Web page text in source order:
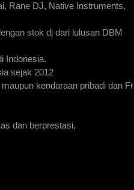
Rane DJ, Native Instruments,
stok dj dari lulusan DBM
Indonesia.
sejak 2012
kendaraan pribadi dan
dan berprestasi,